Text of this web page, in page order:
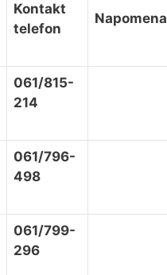
Kontakt
telefon
Napomena
061/815-
214
061/796-
498
061/799-
296